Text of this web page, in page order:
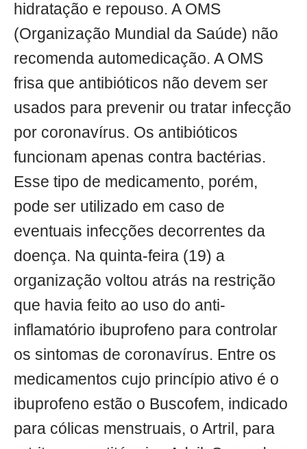
hidratação e repouso. A OMS
(Organização Mundial da Saúde) não
recomenda automedicação. A OMS
frisa que antibióticos não devem ser
usados para prevenir ou tratar infecção
por coronavírus. Os antibióticos
funcionam apenas contra bactérias.
Esse tipo de medicamento, porém,
pode ser utilizado em caso de
eventuais infecções decorrentes da
doença. Na quinta-feira (19) a
organização voltou atrás na restrição
que havia feito ao uso do anti-
inflamatório ibuprofeno para controlar
os sintomas de coronavírus. Entre os
medicamentos cujo princípio ativo é o
ibuprofeno estão o Buscofem, indicado
para cólicas menstruais, o Artril, para